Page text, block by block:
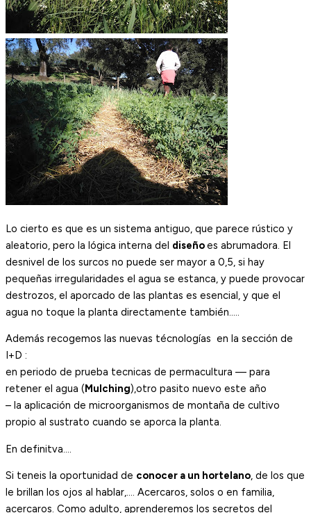
Lo cierto es que es un sistema antiguo, que parece rústico y
aleatorio, pero la lógica interna del diseñoes abrumadora. El
desnivel de los surcos no puede ser mayor a 0,5, si hay
pequeñas irregularidades el agua se estanca, y puede provocar
destrozos, el aporcado de las plantas es esencial, y que el
agua no toque la planta directamente también…..
Además recogemos las nuevas técnologías en la sección de
I+D :
en periodo de prueba tecnicas de permacultura — para
retener el agua (Mulching),otro pasito nuevo este año
– la aplicación de microorganismos de montaña de cultivo
propio al sustrato cuando se aporca la planta.
En definitva….
Si teneis la oportunidad de conocer a un hortelano, de los que
le brillan los ojos al hablar,…. Acercaros, solos o en familia,
acercaros. Como adulto, aprenderemos los secretos del